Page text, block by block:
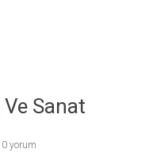
Sanat
0 yorum